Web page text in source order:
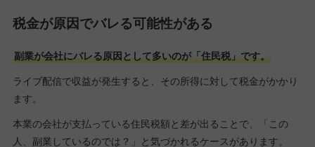
税金が原因でバレる可能性がある
副業が会社にバレる原因として多いのが「住民税」です。
ライブ配信で収益が発生すると、その所得に対して税金がかかり
ます。
本業の会社が支払っている住民税額と差が出ることで、「この
人、副業しているのでは？」と気づかれるケースがあります。